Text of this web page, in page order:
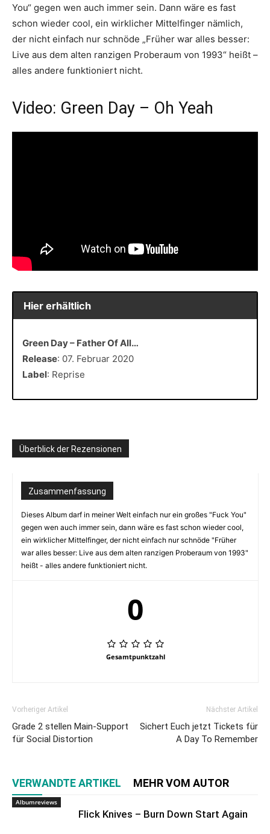
You“ gegen wen auch immer sein. Dann wäre es fast
schon wieder cool, ein wirklicher Mittelfinger nämlich,
der nicht einfach nur schnöde „Früher war alles besser:
Live aus dem alten ranzigen Proberaum von 1993“ heißt –
alles andere funktioniert nicht.
Video: Green Day – Oh Yeah
Hier erhältlich
Green Day – Father Of All…
Release: 07. Februar 2020
Label: Reprise
Überblick der Rezensionen
Zusammenfassung
Dieses Album darf in meiner Welt einfach nur ein großes "Fuck You"
gegen wen auch immer sein, dann wäre es fast schon wieder cool,
ein wirklicher Mittelfinger, der nicht einfach nur schnöde "Früher
war alles besser: Live aus dem alten ranzigen Proberaum von 1993"
heißt - alles andere funktioniert nicht.
0
Gesamtpunktzahl
Vorheriger Artikel
Grade 2 stellen Main-Support
für Social Distortion
Nächster Artikel
Sichert Euch jetzt Tickets für
A Day To Remember
VERWANDTE ARTIKEL MEHR VOM AUTOR
Albumreviews
Flick Knives – Burn Down Start Again